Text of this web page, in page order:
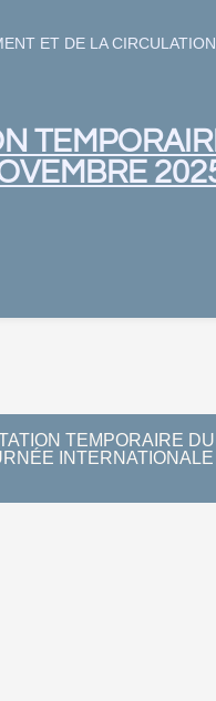
ET DE LA
TEMPORAIRE